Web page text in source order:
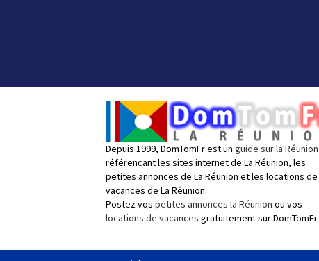
Depuis 1999, DomTomFr est un guide sur la Réunion
référencant les sites internet de La Réunion, les
petites annonces de La Réunion et les locations de
vacances de La Réunion.
Postez vos petites annonces la Réunion ou vos
locations de vacances gratuitement sur DomTomFr.